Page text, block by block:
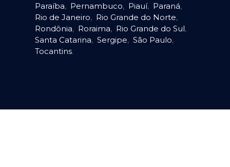
Paraíba, Pernambuco, Piauí, Paraná,
Rio de Janeiro, Rio Grande do Norte,
Rondônia, Roraima, Rio Grande do Sul,
Santa Catarina, Sergipe, São Paulo,
Tocantins.